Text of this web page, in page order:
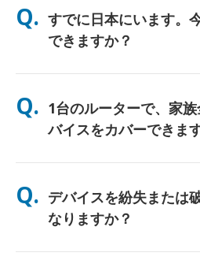
ます。
み封筒が同梱されていますので、日
函するだけです。書類手続きやカウ
Q. すでに日本にいます。
できますか？
はい。空港での当日受け取りが可能
わせいただければ、お住まいの地域
たします。
Q. 1台のルーターで、家
バイスをカバーできま
はい、最大10台のデバイス（スマー
し、終日使用できるよう無料のパワ
Q. デバイスを紛失または
なりますか？
チェックアウト時に保険を追加して